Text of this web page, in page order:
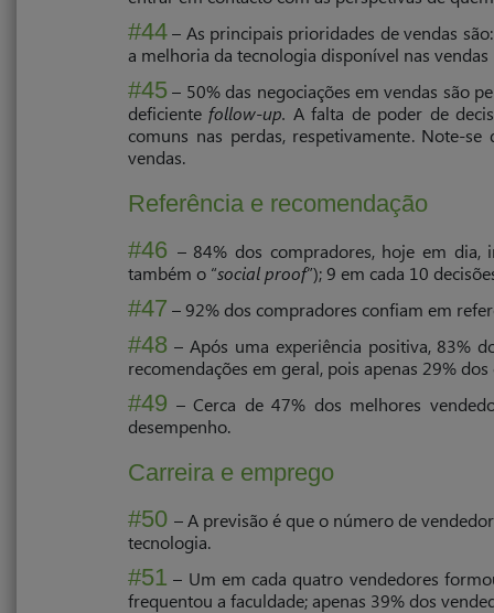
#44– As principais prioridades de vendas
a melhoria da tecnologia disponível nas vendas
#45– 50% das negociações em vendas são
deficiente follow-up. A falta de poder de
comuns nas perdas, respetivamente. Note-
vendas.
Referência e recomendação
#46 – 84% dos compradores, hoje em dia,
também o “social proof”); 9 em cada 10
#47 – 92% dos compradores confiam em
#48 – Após uma experiência positiva, 83%
recomendações em geral, pois apenas 29%
#49 – Cerca de 47% dos melhores
desempenho.
Carreira e emprego
#50 – A previsão é que o número de
tecnologia.
#51 – Um em cada quatro vendedores
frequentou a faculdade; apenas 39% dos